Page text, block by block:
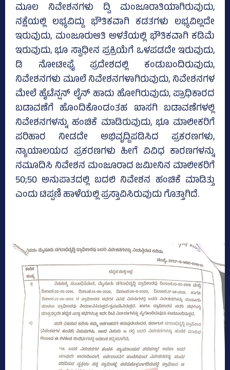
ಮೂಲ ನಿವೇಶನಗಳು ದ್ವಿ ಮಂಜೂರಾತಿಯಾಗಿರುವುದು,
ನಕ್ಷೆಯಲ್ಲಿ ಲಭ್ಯವಿದ್ದು ಭೌತಿಕವಾಗಿ ಕಡತಗಳು ಲಭ್ಯವಿಲ್ಲದೇ
ಇರುವುದು, ಮಂಜೂರುಆತಿ ಅಳತೆಯಲ್ಲಿ ಭೌತಿಕವಾಗಿ ಕಡಿಮೆ
ಇರುವುದು, ಭೂ ಸ್ವಾಧೀನ ಪ್ರಕ್ರಿಯೆಗೆ ಒಳಪಡದೇ ಇರುವುದು,
ಡಿ ನೋಟೀಫೈ ಪ್ರದೇಶದಲ್ಲಿ ಕಂಡುಬಂದಿರುವುದು,
ನಿವೇಶನಗಳು ಮೂಲೆ ನಿವೇಶನಗಳಾಗಿರುವುದು, ನಿವೇಶನಗಳ
ಮೇಲೆ ಹೈಟೆನ್ಷನ್‌ ಲೈನ್‌ ಹಾದು ಹೋಗಿರುವುದು, ಪ್ರಾಧಿಕಾರದ
ಬಡಾವಣೆಗೆ ಹೊಂದಿಕೊಂಡಂತಹ ಖಾಸಗಿ ಬಡಾವಣೆಗಳಲ್ಲಿ
ನಿವೇಶನಗಳನ್ನು ಹಂಚಿಕೆ ಮಾಡಿರುವುದು, ಭೂ ಮಾಲೀಕರಿಗೆ
ಪರಿಹಾರ ನೀಡದೇ ಅಭಿವೃದ್ದಿಪಡಿಸಿದ ಪ್ರಕರಣಗಳು,
ನ್ಯಾಯಾಲಯದ ಪ್ರಕರಣಗಳು ಹೀಗೆ ವಿವಿಧ ಕಾರಣಗಳನ್ನು
ನಮೂದಿಸಿ ನಿವೇಶನ ಮಂಜೂರಾದ ಜಮೀನಿನ ಮಾಲೀಕರಿಗೆ
50;50 ಅನುಪಾತದಲ್ಲಿ ಬದಲಿ ನಿವೇಶನ ಹಂಚಿಕೆ ಮಾಡಿತ್ತು
ಎಂದು ಟಿಪ್ಪಣಿ ಹಾಳೆಯಲ್ಲಿ ಪ್ರಸ್ತಾವಿಸಿರುವುದು ಗೊತ್ತಾಗಿದೆ.